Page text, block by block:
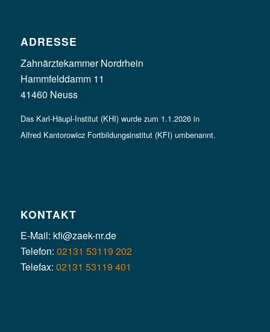
ADRESSE
Zahnärztekammer Nordrhein
Hammfelddamm 11
41460 Neuss
Das Karl-Häupl-Institut (KHI) wurde zum 1.1.2026 in
Alfred Kantorowicz Fortbildungsinstitut (KFI) umbenannt.
KONTAKT
E-Mail: kfi@zaek-nr.de
Telefon: 02131 53119 202
Telefax: 02131 53119 401